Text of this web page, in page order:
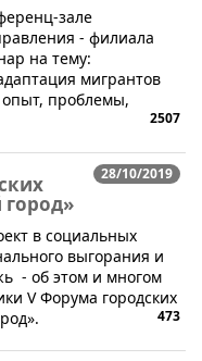
зале
- филиала
на тему:
мигрантов
опыт, проблемы,
2507
28/10/2019
в социальных
выгорания и
- об этом и многом
V Форума городских
473